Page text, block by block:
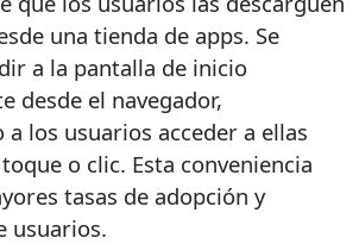
una tienda de apps. Se
a la pantalla de inicio
desde el navegador,
los usuarios acceder a ellas
o clic. Esta conveniencia
tasas de adopción y
usuarios.